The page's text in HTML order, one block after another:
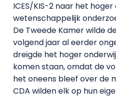
ICES/KIS-2 naar het
wetenschappelijk
De Tweede Kamer wilde
volgend jaar al eerder
dreigde het hoger
komen staan, omdat de
het oneens bleef over de
CDA wilden elk op hun